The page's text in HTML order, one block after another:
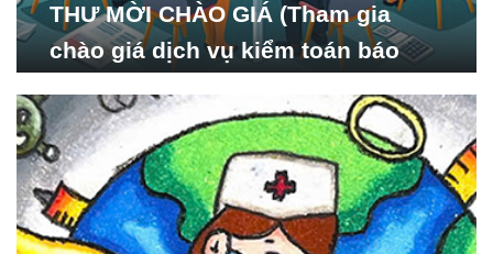
THƯ MỜI CHÀO GIÁ (Tham gia
chào giá dịch vụ kiểm toán báo
Nghiên cứu Phát triển Xã
hội_ISDS)